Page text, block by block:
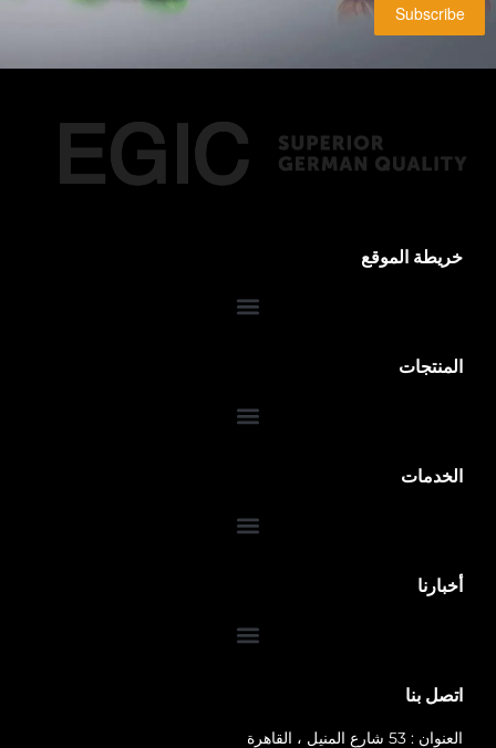
Subscribe
خريطة الموقع
المنتجات
الخدمات
أخبارنا
اتصل بنا
العنوان : 53 شارع المنيل ، القاهرة